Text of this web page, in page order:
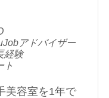
アドバイザー
経験
ト
美容室を1年で